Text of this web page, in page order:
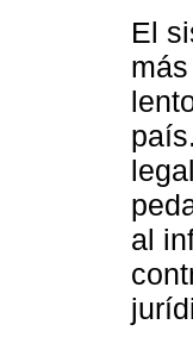
El
al